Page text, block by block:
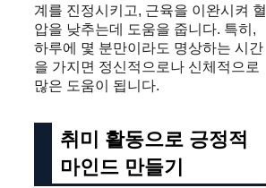
계를 진정시키고, 근육을 이완시켜 혈
압을 낮추는데 도움을 줍니다. 특히,
하루에 몇 분만이라도 명상하는 시간
을 가지면 정신적으로나 신체적으로
많은 도움이 됩니다.
취미 활동으로 긍정적
마인드 만들기